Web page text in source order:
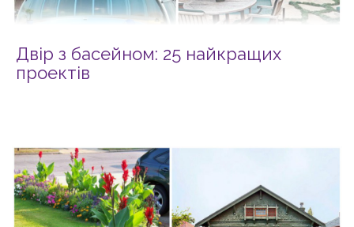
Двір з басейном: 25 найкращих
проектів